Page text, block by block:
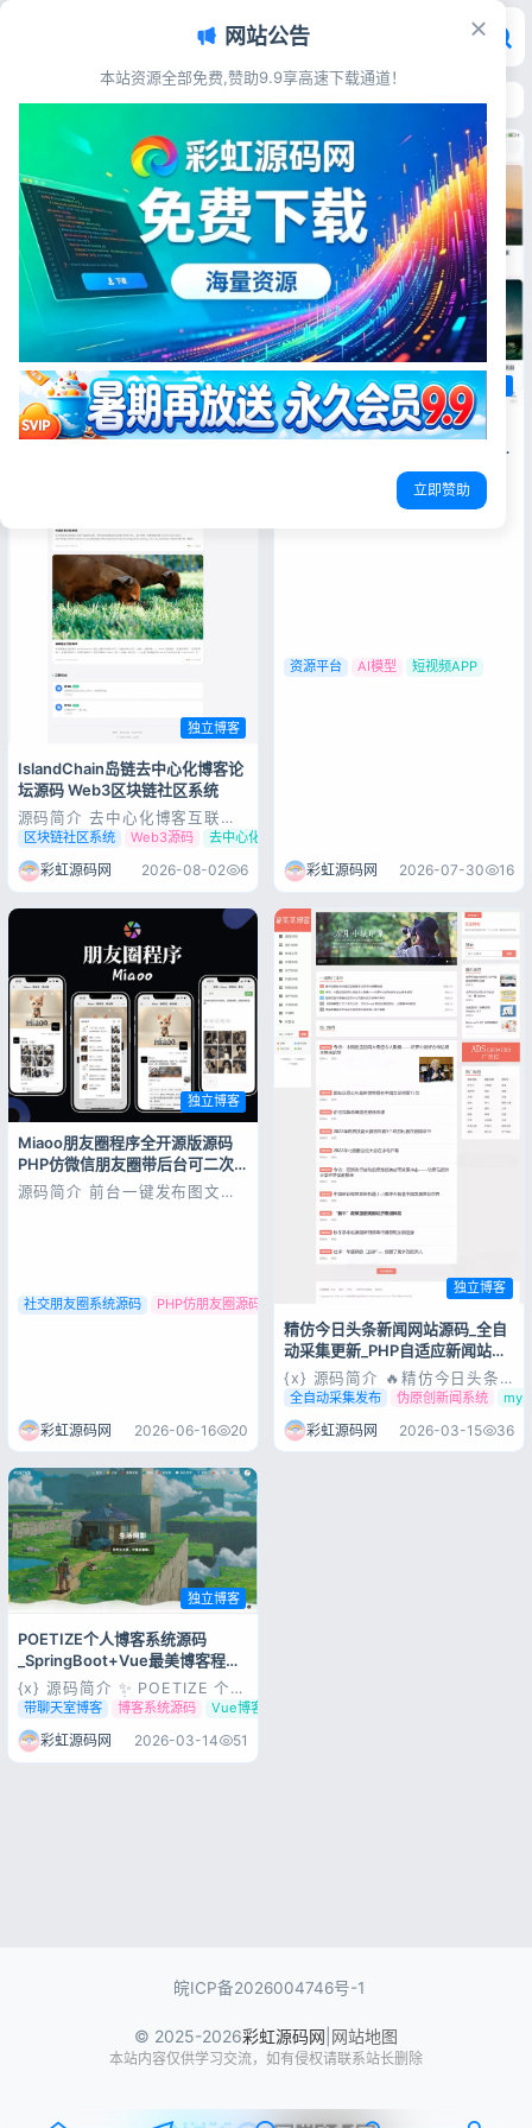
首页>主题模板>独立博客
独立博客
IslandChain岛链去中心化博客论
坛源码 Web3区块链社区系统
源码简介 去中心化博客互联系
统。每一座孤岛，都值得被看
见。 双引擎主题：山海间（默
认 Vue 主题）+ 朋友圈（微信
风格动态流 PHP 主题）+
题）WallFlow 壁纸主题：瀑布
流布局 + 多维筛...
区块链社区系统 Web3源码 去中心化博客
彩虹源码网 2026-08-02 6
独立博客
Trove付费资源社区源码 整合个
人博客+短视频APP 搭载AI大模型
源码简介 Trove 付费资源社区
源码 + 个人博客 + 短视频
APP 支持 AI 大模型多支付多
资源平台 AI模型 短视频APP
彩虹源码网 2026-07-30 16
独立博客
Miaoo朋友圈程序全开源版源码
PHP仿微信朋友圈带后台可二次
开发
源码简介 前台一键发布图文，
理功能，一键操作。 安装环境
社交朋友圈系统源码 PHP仿朋友圈源码
彩虹源码网 2026-06-16 20
独立博客
精仿今日头条新闻网站源码_全自
动采集更新_PHP自适应新闻站系
统_亲测可用
{x} 源码简介 🔥精仿今日头条
新闻网站系统 功能介绍 适配
PHP7.3+MySQL5.7，全站自适
应布局，源码亲测可直接运营，
内置详细安装教程，搭建零门
全自动采集发布 伪原创新闻系统
彩虹源码网 2026-03-15 36
独立博客
POETIZE个人博客系统源码
_SpringBoot+Vue最美博客程序_
带聊天功能
{x} 源码简介 ✨ POETIZE 个人
博客系统源码 | 高颜值轻量博
客程序 POETIZE 是一款基于
SpringBoot + Vue2 + Vue3
开发的现代化个人博客系统，界
带聊天室博客 博客系统源码 Vue博客源码
彩虹源码网 2026-03-14 51
皖ICP备2026004746号-1
© 2025-2026彩虹源码网 网站地图
本站内容仅供学习交流，如有侵权请联系站长删除
网站公告
本站资源全部免费,赞助9.9享高速下载通道！
立即赞助
登录
没有账号？立即注册
记住登录
登录
隐私政策